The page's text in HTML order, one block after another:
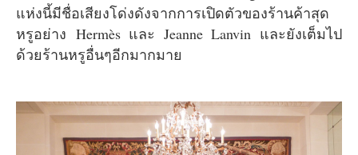
แห่งนี้มีชื่อเสียงโด่งดังจากการเปิดตัวของร้านค้าสุด
หรูอย่าง Hermès และ Jeanne Lanvin และยังเต็มไป
ด้วยร้านหรูอื่นๆอีกมากมาย